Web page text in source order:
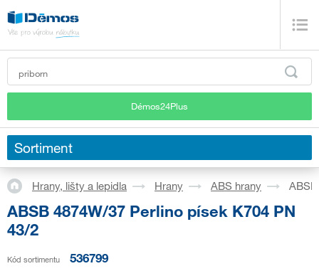
Démos24Plus
Sortiment
Hrany, lišty a lepidla Hrany ABS hrany
ABSB 4874W/37 Perlino písek K704 PN
43/2
Kód sortimentu 536799